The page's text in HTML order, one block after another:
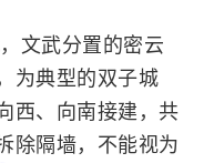
文武分置的密云
为典型的双子城
西、向南接建，共
除隔墙，不能视为